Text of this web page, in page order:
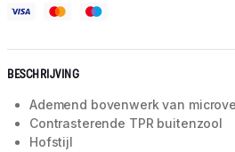
BESCHRIJVING
Ademend bovenwerk van
Contrasterende TPR buitenzool
Hofstijl